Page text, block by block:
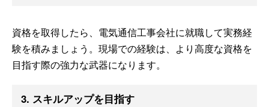
資格を取得したら、電気通信工事会社に就職して実務経
験を積みましょう。現場での経験は、より高度な資格を
目指す際の強力な武器になります。
3. スキルアップを目指す